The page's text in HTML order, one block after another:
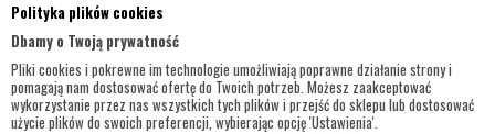
Polityka plików cookies
Dbamy o Twoją prywatność
Pliki cookies i pokrewne im technologie umożliwiają poprawne działanie strony i
pomagają nam dostosować ofertę do Twoich potrzeb. Możesz zaakceptować
wykorzystanie przez nas wszystkich tych plików i przejść do sklepu lub dostosować
użycie plików do swoich preferencji, wybierając opcję 'Ustawienia'.
INFORMACJE KONTAKTOWE